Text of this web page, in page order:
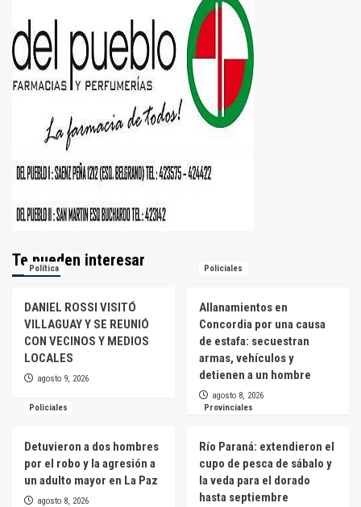
Te pueden interesar
Política
DANIEL ROSSI VISITÓ
VILLAGUAY Y SE REUNIÓ
CON VECINOS Y MEDIOS
LOCALES
agosto 9, 2026
Policiales
Allanamientos en
Concordia por una causa
de estafa: secuestran
armas, vehículos y
detienen a un hombre
agosto 8, 2026
Policiales
Detuvieron a dos hombres
por el robo y la agresión a
un adulto mayor en La Paz
agosto 8, 2026
Provinciales
Río Paraná: extendieron el
cupo de pesca de sábalo y
la veda para el dorado
hasta septiembre